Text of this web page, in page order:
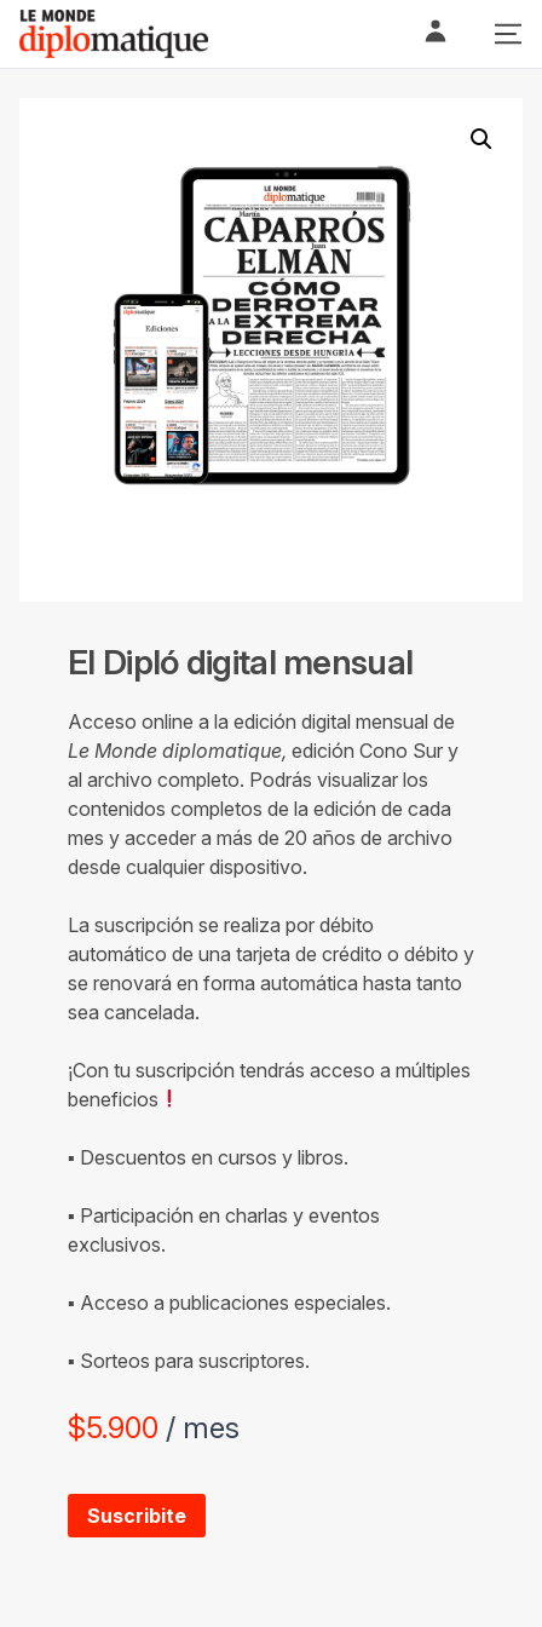
Skip
content
Le monde diplomatique
El Dipló digital mensual
Acceso online a la edición digital mensual de
Le Monde diplomatique, edición Cono Sur y
al archivo completo. Podrás visualizar los
contenidos completos de la edición de cada
mes y acceder a más de 20 años de archivo
desde cualquier dispositivo.
La suscripción se realiza por débito
automático de una tarjeta de crédito o débito y
se renovará en forma automática hasta tanto
sea cancelada.
¡Con tu suscripción tendrás acceso a múltiples
beneficios
▪ Descuentos en cursos y libros.
▪ Participación en charlas y eventos
exclusivos.
▪ Acceso a publicaciones especiales.
▪ Sorteos para suscriptores.
$5.900 / mes
Suscribite